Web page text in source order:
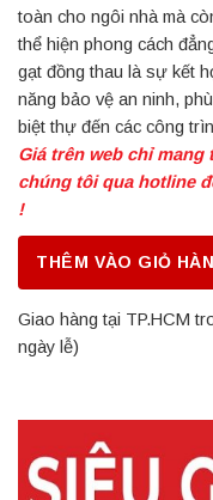
toàn cho ngôi nhà mà
thể hiện phong cách
gạt đồng thau là sự kết
năng bảo vệ an ninh,
biệt thự đến các công
Giá trên web chỉ
chúng tôi qua hotline
!
THÊM VÀO GIỎ
Giao hàng tại TP.HCM
ngày lễ)